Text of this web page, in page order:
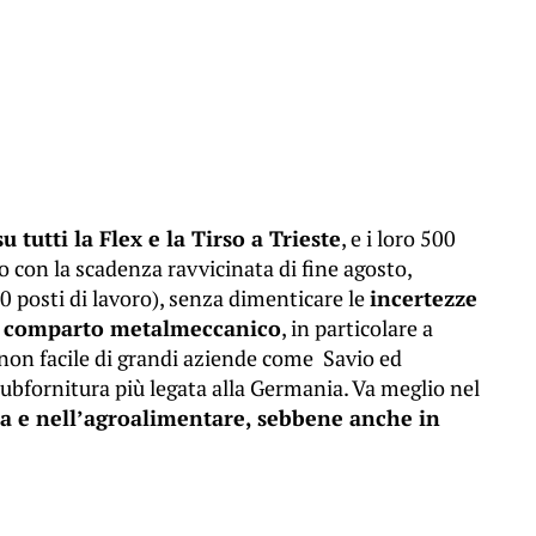
tutti la Flex e la Tirso a Trieste, e i loro 500
la scadenza ravvicinata di fine agosto,
posti di lavoro), senza dimenticare leincertezze
metalmeccanico, in particolare a
facile di grandi aziende come Savio ed
più legata alla Germania. Va meglio nel
e nell’agroalimentare, sebbene anche in